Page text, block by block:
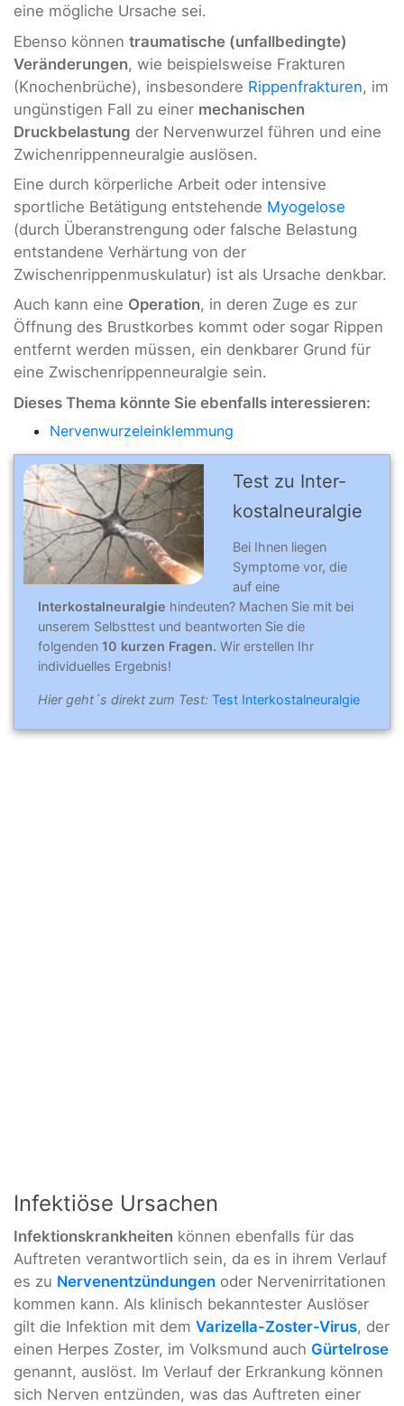
eine mögliche Ursache sei.
Ebenso können traumatische (unfallbedingte)
Veränderungen, wie beispielsweise Frakturen
(Knochenbrüche), insbesondere Rippenfrakturen, im
ungünstigen Fall zu einer mechanischen
Druckbelastung der Nervenwurzel führen und eine
Zwichenrippenneuralgie auslösen.
Eine durch körperliche Arbeit oder intensive
sportliche Betätigung entstehende Myogelose
(durch Überanstrengung oder falsche Belastung
entstandene Verhärtung von der
Zwischenrippenmuskulatur) ist als Ursache denkbar.
Auch kann eine Operation, in deren Zuge es zur
Öffnung des Brustkorbes kommt oder sogar Rippen
entfernt werden müssen, ein denkbarer Grund für
eine Zwischenrippenneuralgie sein.
Dieses Thema könnte Sie ebenfalls interessieren:
Nervenwurzeleinklemmung
Test zu Inter­
kostal­neu­ral­gie
Bei Ihnen liegen
Symptome vor, die
auf eine
Interkostalneuralgie hindeuten? Machen Sie mit bei
unserem Selbsttest und beantworten Sie die
folgenden 10 kurzen Fragen. Wir erstellen Ihr
individuelles Ergebnis!
Hier geht´s direkt zum Test: Test Interkostalneuralgie
Infektiöse Ursachen
Infektionskrankheiten können ebenfalls für das
Auftreten verantwortlich sein, da es in ihrem Verlauf
es zu Nervenentzündungen oder Nervenirritationen
kommen kann. Als klinisch bekanntester Auslöser
gilt die Infektion mit dem Varizella-Zoster-Virus, der
einen Herpes Zoster, im Volksmund auch Gürtelrose
genannt, auslöst. Im Verlauf der Erkrankung können
sich Nerven entzünden, was das Auftreten einer